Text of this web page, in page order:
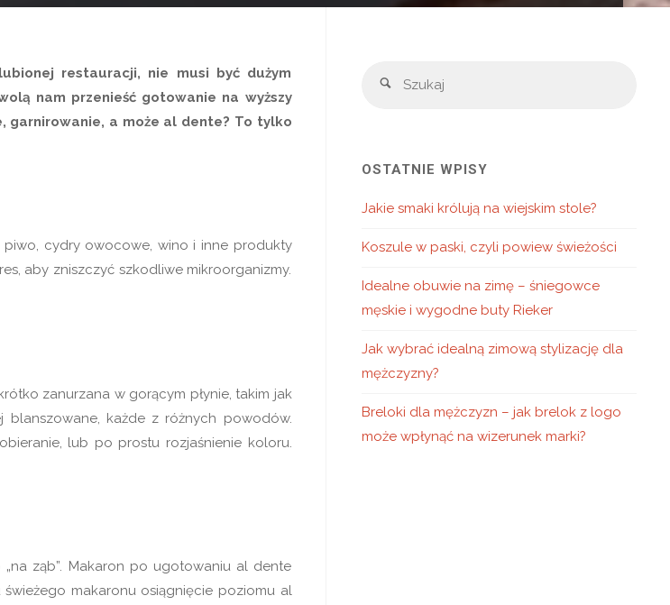
restauracji, nie musi być dużym
nam przenieść gotowanie na wyższy
garnirowanie, a może al dente? To tylko
piwo, cydry owocowe, wino i inne produkty
aby zniszczyć szkodliwe mikroorganizmy.
zanurzana w gorącym płynie, takim jak
każde z różnych powodów.
lub po prostu rozjaśnienie koloru.
ząb”. Makaron po ugotowaniu al dente
makaronu osiągnięcie poziomu al
Szukaj
OSTATNIE WPISY
Jakie smaki królują na wiejskim stole?
Koszule w paski, czyli powiew świeżości
Idealne obuwie na zimę – śniegowce
męskie i wygodne buty Rieker
Jak wybrać idealną zimową stylizację dla
mężczyzny?
Breloki dla mężczyzn – jak brelok z logo
może wpłynąć na wizerunek marki?